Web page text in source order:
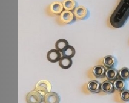
Pièces E1.3
Pièces E2.1